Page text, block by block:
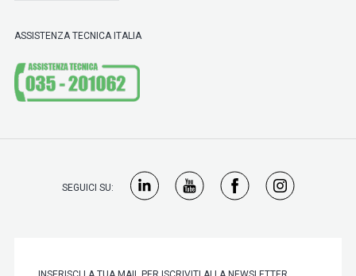
ASSISTENZA TECNICA ITALIA
SEGUICI SU: